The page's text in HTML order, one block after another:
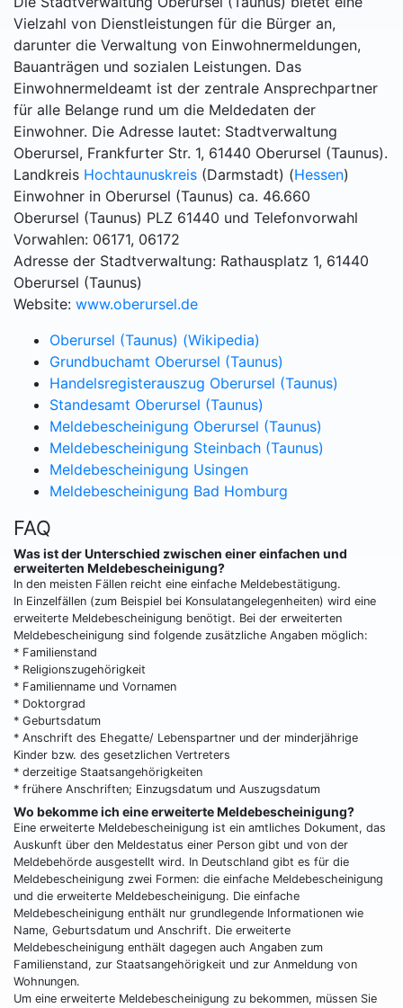
Vielzahl von Dienstleistungen für die Bürger an,
darunter die Verwaltung von Einwohnermeldungen,
Bauanträgen und sozialen Leistungen. Das
Einwohnermeldeamt ist der zentrale Ansprechpartner
für alle Belange rund um die Meldedaten der
Einwohner. Die Adresse lautet: Stadtverwaltung
Oberursel, Frankfurter Str. 1, 61440 Oberursel (Taunus).
Landkreis Hochtaunuskreis (Darmstadt) (Hessen)
Einwohner in Oberursel (Taunus) ca. 46.660
Oberursel (Taunus) PLZ 61440 und Telefonvorwahl
Vorwahlen: 06171, 06172
Adresse der Stadtverwaltung: Rathausplatz 1, 61440
Oberursel (Taunus)
Website: www.oberursel.de
Oberursel (Taunus) (Wikipedia)
Grundbuchamt Oberursel (Taunus)
Handelsregisterauszug Oberursel (Taunus)
Standesamt Oberursel (Taunus)
Meldebescheinigung Oberursel (Taunus)
Meldebescheinigung Steinbach (Taunus)
Meldebescheinigung Usingen
Meldebescheinigung Bad Homburg
FAQ
Was ist der Unterschied zwischen einer einfachen und
erweiterten Meldebescheinigung?
In den meisten Fällen reicht eine einfache Meldebestätigung.
In Einzelfällen (zum Beispiel bei Konsulatangelegenheiten) wird eine
erweiterte Meldebescheinigung benötigt. Bei der erweiterten
Meldebescheinigung sind folgende zusätzliche Angaben möglich:
* Familienstand
* Religionszugehörigkeit
* Familienname und Vornamen
* Doktorgrad
* Geburtsdatum
* Anschrift des Ehegatte/ Lebenspartner und der minderjährige
Kinder bzw. des gesetzlichen Vertreters
* derzeitige Staatsangehörigkeiten
* frühere Anschriften; Einzugsdatum und Auszugsdatum
Wo bekomme ich eine erweiterte Meldebescheinigung?
Eine erweiterte Meldebescheinigung ist ein amtliches Dokument, das
Auskunft über den Meldestatus einer Person gibt und von der
Meldebehörde ausgestellt wird. In Deutschland gibt es für die
Meldebescheinigung zwei Formen: die einfache Meldebescheinigung
und die erweiterte Meldebescheinigung. Die einfache
Meldebescheinigung enthält nur grundlegende Informationen wie
Name, Geburtsdatum und Anschrift. Die erweiterte
Meldebescheinigung enthält dagegen auch Angaben zum
Familienstand, zur Staatsangehörigkeit und zur Anmeldung von
Wohnungen.
Um eine erweiterte Meldebescheinigung zu bekommen, müssen Sie